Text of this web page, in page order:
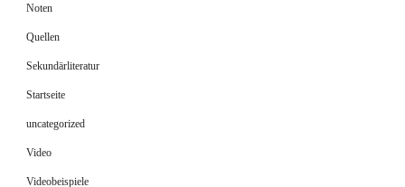
Noten
Quellen
Sekundärliteratur
Startseite
uncategorized
Video
Videobeispiele